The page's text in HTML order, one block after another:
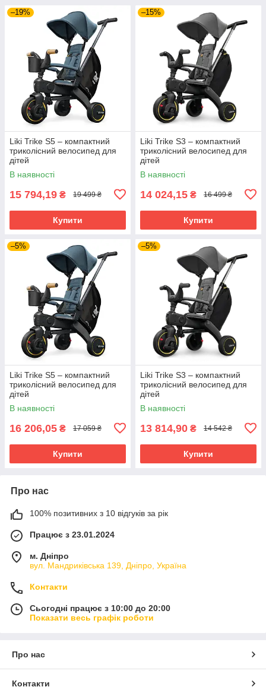
–19%
Liki Trike S5 – компактний
триколісний велосипед для
дітей
В наявності
15 794,19 ₴ 19 499 ₴
Купити
–15%
Liki Trike S3 – компактний
триколісний велосипед для
дітей
В наявності
14 024,15 ₴ 16 499 ₴
Купити
–5%
Liki Trike S5 – компактний
триколісний велосипед для
дітей
В наявності
16 206,05 ₴ 17 059 ₴
Купити
–5%
Liki Trike S3 – компактний
триколісний велосипед для
дітей
В наявності
13 814,90 ₴ 14 542 ₴
Купити
Про нас
100% позитивних з 10 відгуків за рік
Працює з 23.01.2024
м. Дніпро
вул. Мандриківська 139, Дніпро, Україна
Контакти
Сьогодні працює з 10:00 до 20:00
Показати весь графік роботи
Про нас
Контакти